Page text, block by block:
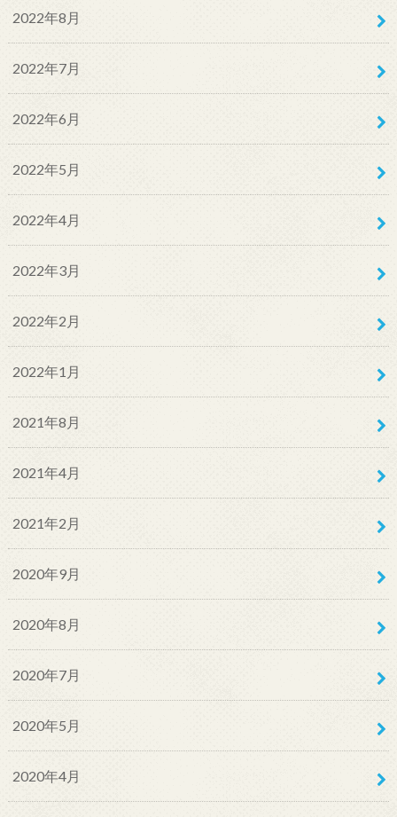
2022年8月
2022年7月
2022年6月
2022年5月
2022年4月
2022年3月
2022年2月
2022年1月
2021年8月
2021年4月
2021年2月
2020年9月
2020年8月
2020年7月
2020年5月
2020年4月